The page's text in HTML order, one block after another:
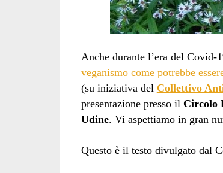
Anche durante l’era del
veganismo come potrebbe
(su iniziativa del Collettivo
presentazione presso il Circolo
Udine. Vi aspettiamo in gran
Questo è il testo divulgato dal